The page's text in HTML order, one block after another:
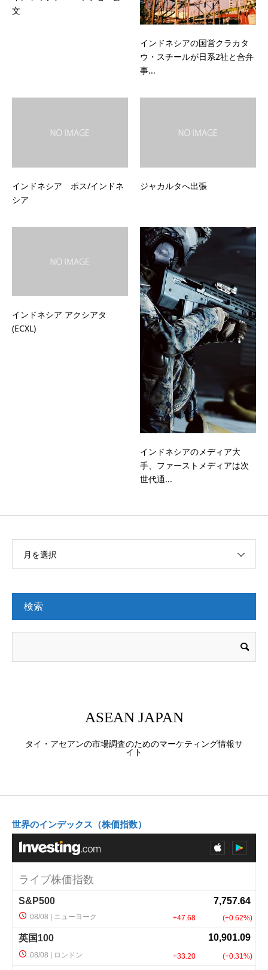
文
インドネシアの国営クラカタ
ウ・スチールが日系2社と合弁
事...
インドネシア ポス/インドネ
シア
ジャカルタへ出張
インドネシア アクシアタ
(ECXL)
インドネシアのメディア大
手、ファーストメディアは次
世代通...
月を選択
検索
ASEAN JAPAN
タイ・アセアンの市場調査のためのマーケティング情報サ
イト
世界のインデックス（株価指数）